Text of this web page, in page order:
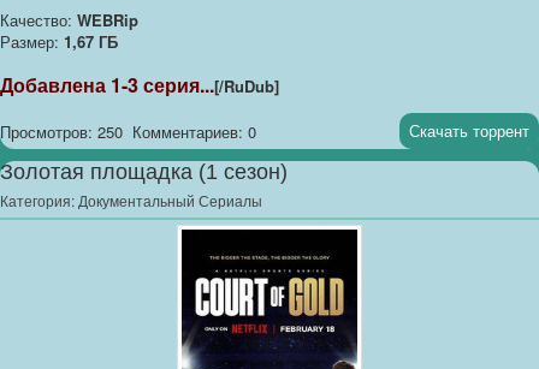
Качество: WEBRip
Размер: 1,67 ГБ
Добавлена 1-3 серия...[/RuDub]
Просмотров: 250 Комментариев: 0 Скачать торрент
Золотая площадка (1 сезон)
Категория: Документальный Сериалы